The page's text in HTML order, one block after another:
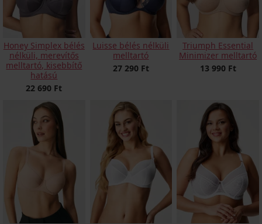
Honey Simplex bélés
nélküli, merevítős
melltartó, kisebbítő
hatású
22 690 Ft
Luisse bélés nélküli
melltartó
27 290 Ft
Triumph Essential
Minimizer melltartó
13 990 Ft